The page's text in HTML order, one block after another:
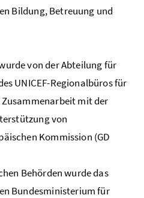
Bildung, Betreuung und
von der Abteilung für
UNICEF-Regionalbüros für
mit der
von
Kommission (GD
Behörden wurde das
Bundesministerium für